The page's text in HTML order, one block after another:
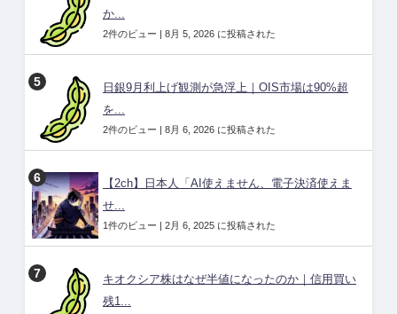
か...
2件のビュー | 8月 5, 2026 に投稿された
日銀9月利上げ観測が急浮上｜OIS市場は90%超
を...
2件のビュー | 8月 6, 2026 に投稿された
【2ch】日本人「AI使えません、電子決済使えま
せ...
1件のビュー | 2月 6, 2025 に投稿された
キオクシア株はなぜ半値になったのか｜信用買い
残1...